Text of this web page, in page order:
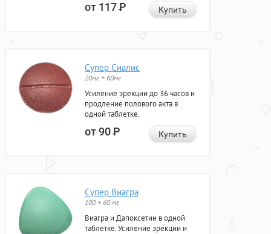
от 117Р Купить
Супер Сиалис
20мг + 60мг
Усиление эрекции до 36 часов и
продление полового акта в
одной таблетке.
от 90Р Купить
Супер Виагра
100 + 60 мг
Виагра и Дапоксетин в одной
таблетке. Усиление эрекции и